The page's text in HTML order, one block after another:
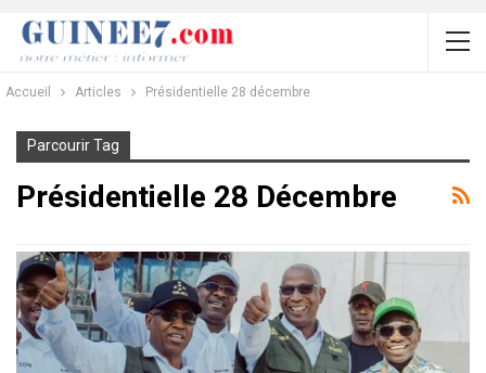
Accueil Articles Présidentielle 28 décembre
Parcourir Tag
Présidentielle 28 Décembre